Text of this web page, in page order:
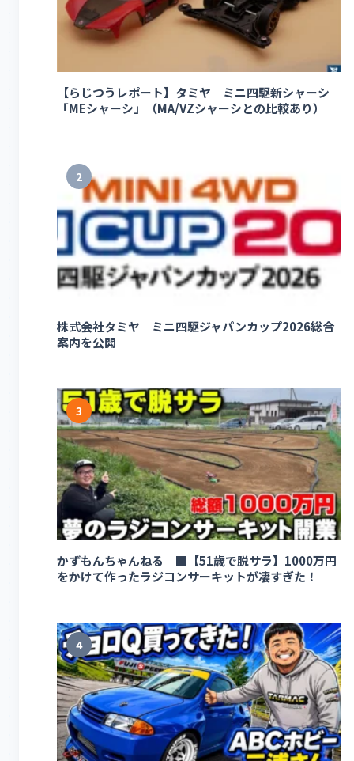
【らじつうレポート】タミヤ ミニ四駆新シャーシ
「MEシャーシ」（MA/VZシャーシとの比較あり）
2
株式会社タミヤ ミニ四駆ジャパンカップ2026総合
案内を公開
3
かずもんちゃんねる ■【51歳で脱サラ】1000万円
をかけて作ったラジコンサーキットが凄すぎた！
4